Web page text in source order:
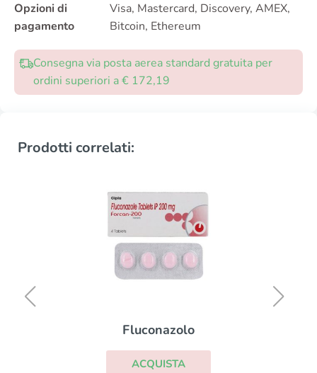
Opzioni di
pagamento
Visa, Mastercard, Discovery, AMEX,
Bitcoin, Ethereum
Consegna via posta aerea standard gratuita per
ordini superiori a € 172,19
Prodotti correlati:
Fluconazolo
ACQUISTA